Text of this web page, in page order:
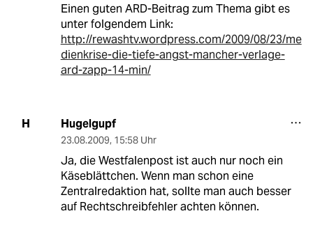
Einen guten ARD-Beitrag zum Thema gibt es
unter folgendem Link:
http://rewashtv.wordpress.com/2009/08/23/me
dienkrise-die-tiefe-angst-mancher-verlage-
ard-zapp-14-min/
H Hugelgupf
23.08.2009, 15:58 Uhr
Ja, die Westfalenpost ist auch nur noch ein
Käseblättchen. Wenn man schon eine
Zentralredaktion hat, sollte man auch besser
auf Rechtschreibfehler achten können.